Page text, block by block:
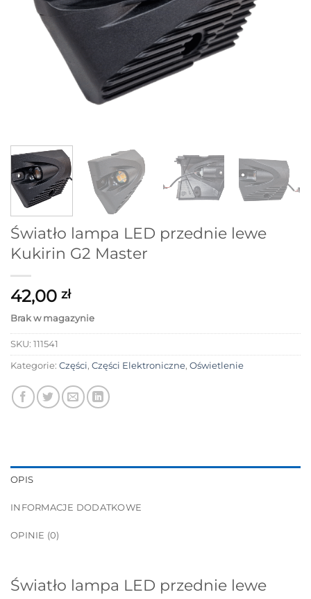
Światło lampa LED przednie lewe
Kukirin G2 Master
42,00 zł
Brak w magazynie
SKU: 111541
Kategorie: Części, Części Elektroniczne, Oświetlenie
OPIS
INFORMACJE DODATKOWE
OPINIE (0)
Światło lampa LED przednie lewe